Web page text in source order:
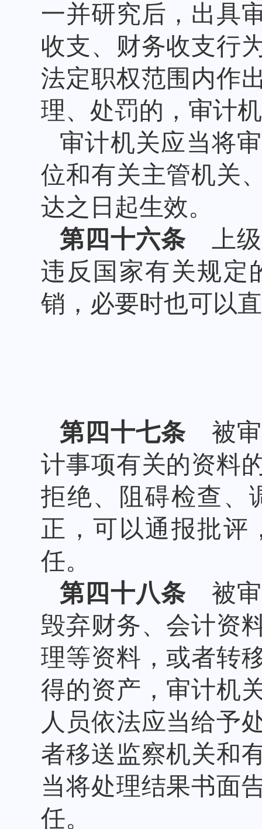
一并研究后，出具
收支、财务收支行
法定职权范围内作
理、处罚的，审计
审计机关应当将
位和有关主管机关
达之日起生效。
第四十六条 上级
违反国家有关规定
销，必要时也可以
第四十七条 被审
计事项有关的资料
拒绝、阻碍检查、
正，可以通报批评
任。
第四十八条 被审
毁弃财务、会计资
理等资料，或者转
得的资产，审计机
人员依法应当给予
者移送监察机关和
当将处理结果书面
任。